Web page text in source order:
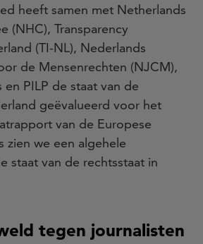
heeft samen met Netherlands
(NHC), Transparency
(TI-NL), Nederlands
de Mensenrechten (NJCM),
en PILP de staat van de
geëvalueerd voor het
van de Europese
zien we een algehele
staat van de rechtsstaat in
tegen journalisten